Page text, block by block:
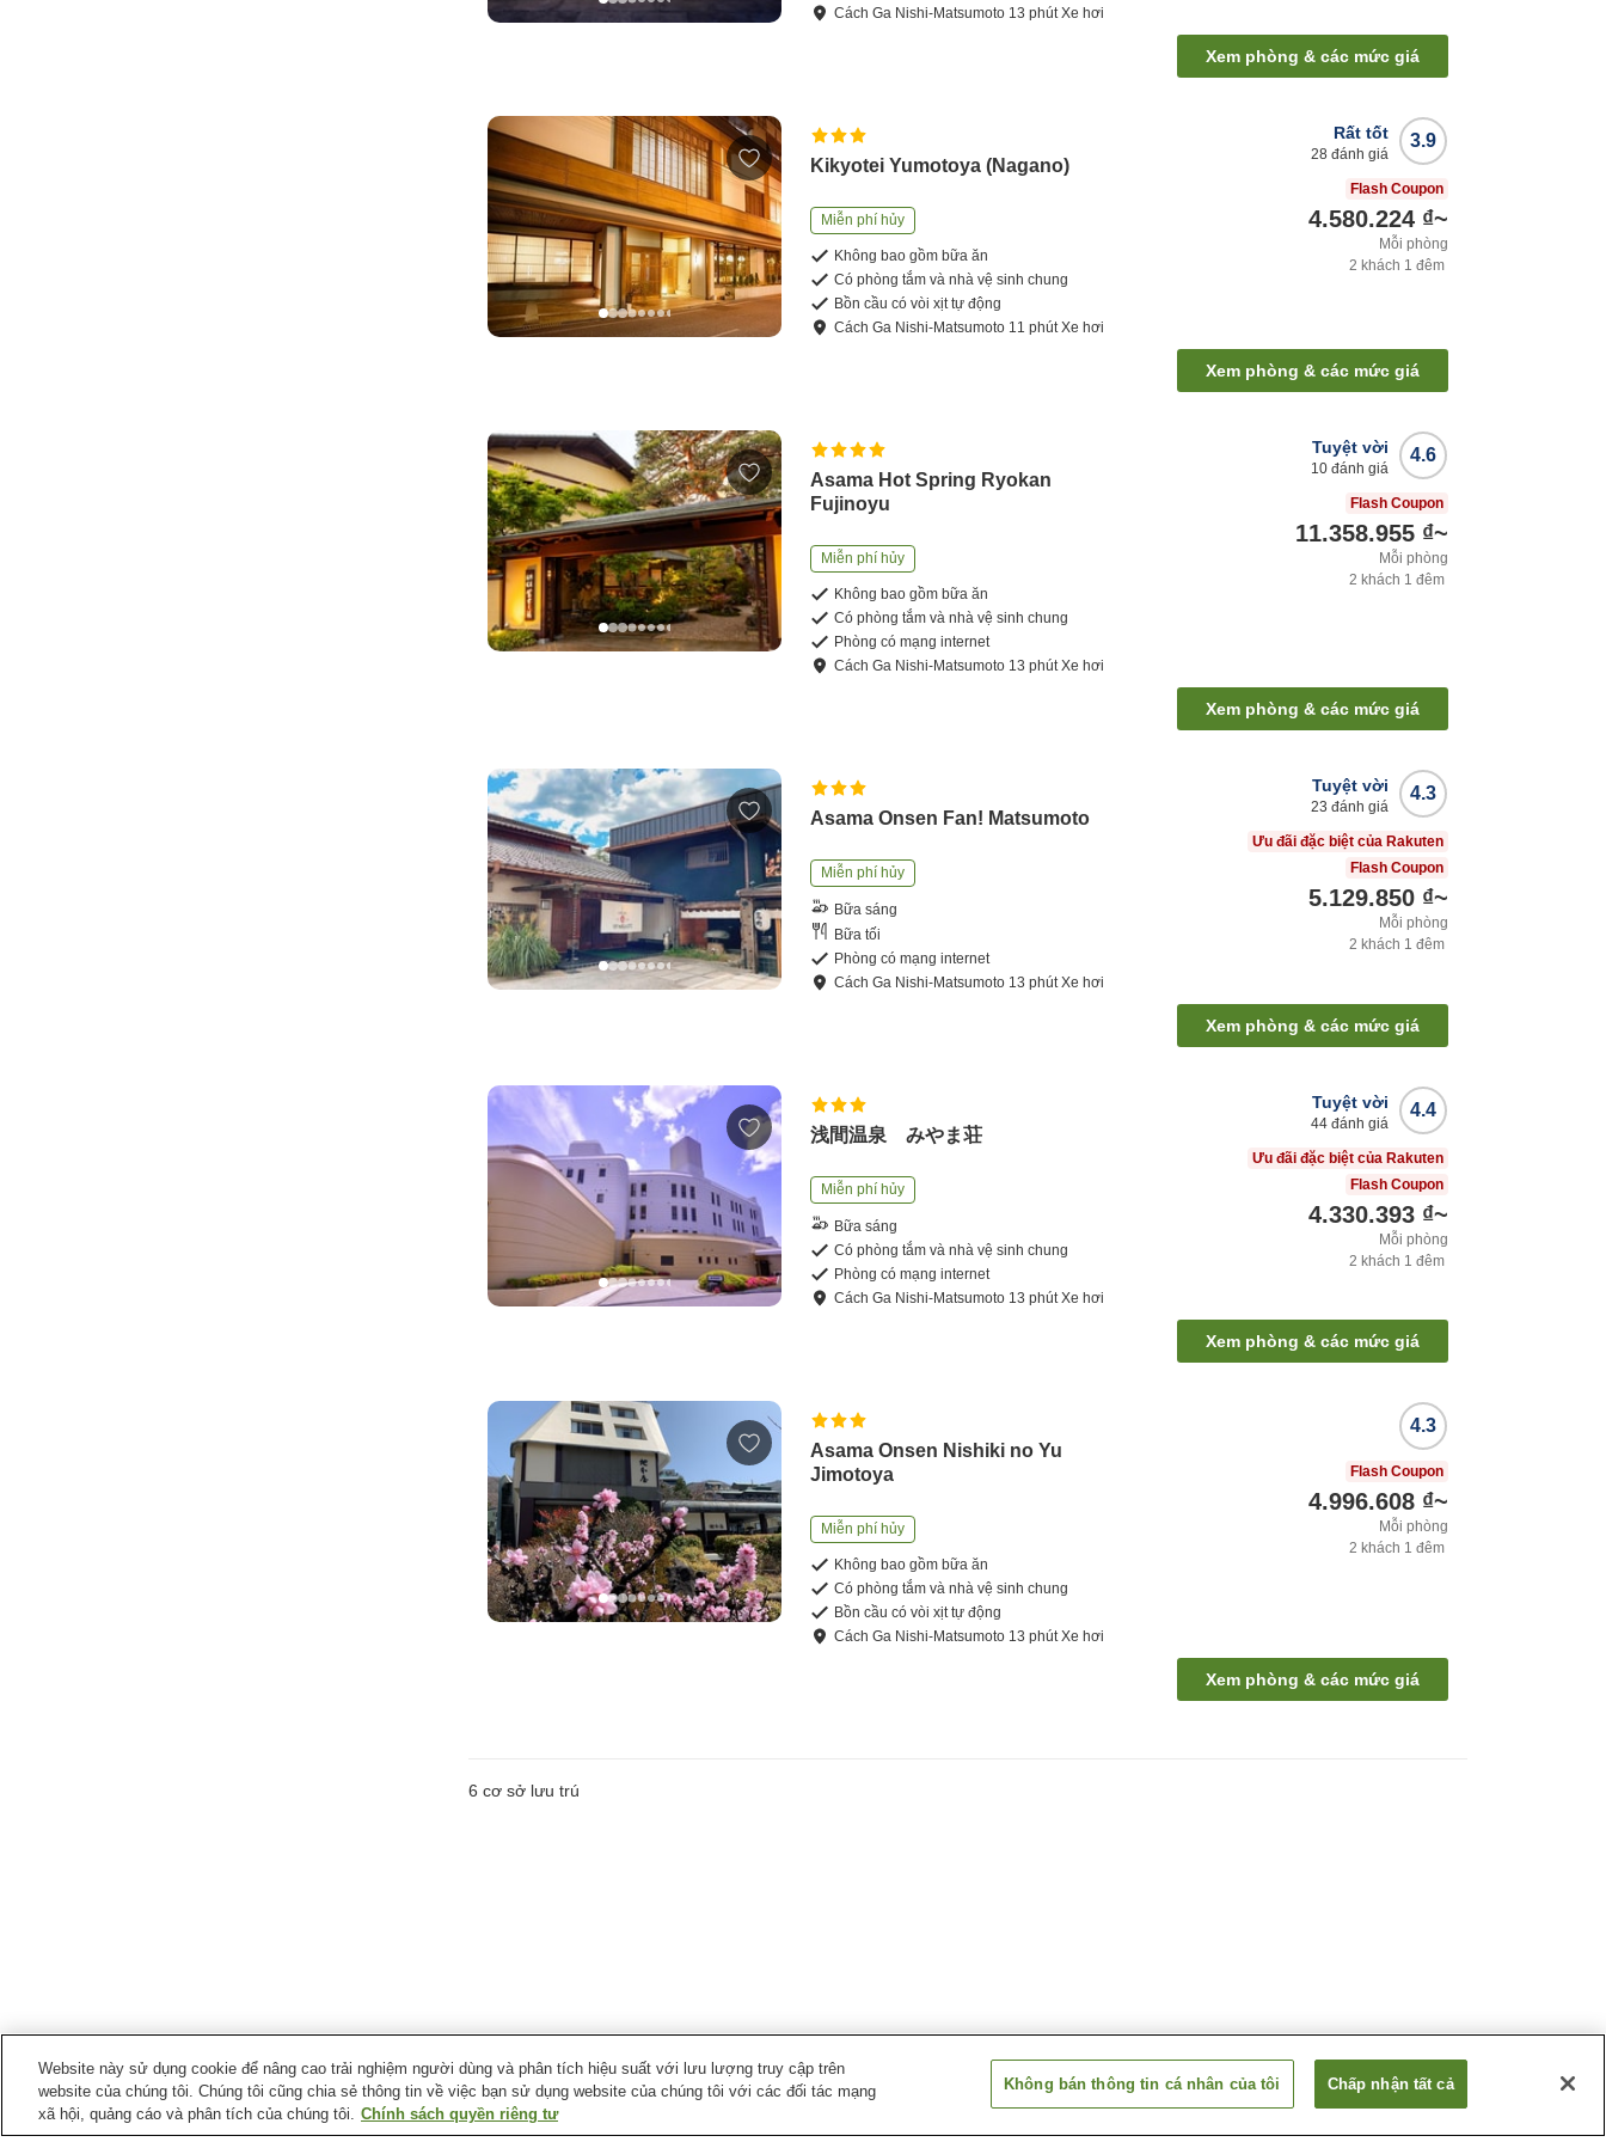
CáchGa Nishi-Matsumoto 13 phútXe hơi
Xem phòng & các mức giá
Kikyotei Yumotoya (Nagano)
Miễn phí hủy
Không bao gồm bữa ăn
Có phòng tắm và nhà vệ sinh chung
Bồn cầu có vòi xịt tự động
CáchGa Nishi-Matsumoto 11 phútXe hơi
3.9
Rất tốt
28 đánh giá
Flash Coupon
4.580.224 ₫~
Mỗi phòng
2 khách 1 đêm
Xem phòng & các mức giá
Asama Hot Spring Ryokan
Fujinoyu
Miễn phí hủy
Không bao gồm bữa ăn
Có phòng tắm và nhà vệ sinh chung
Phòng có mạng internet
CáchGa Nishi-Matsumoto 13 phútXe hơi
4.6
Tuyệt vời
10 đánh giá
Flash Coupon
11.358.955 ₫~
Mỗi phòng
2 khách 1 đêm
Xem phòng & các mức giá
Asama Onsen Fan! Matsumoto
Miễn phí hủy
Bữa sáng
Bữa tối
Phòng có mạng internet
CáchGa Nishi-Matsumoto 13 phútXe hơi
4.3
Tuyệt vời
23 đánh giá
Ưu đãi đặc biệt của Rakuten
Flash Coupon
5.129.850 ₫~
Mỗi phòng
2 khách 1 đêm
Xem phòng & các mức giá
浅間温泉 みやま荘
Miễn phí hủy
Bữa sáng
Có phòng tắm và nhà vệ sinh chung
Phòng có mạng internet
CáchGa Nishi-Matsumoto 13 phútXe hơi
4.4
Tuyệt vời
44 đánh giá
Ưu đãi đặc biệt của Rakuten
Flash Coupon
4.330.393 ₫~
Mỗi phòng
2 khách 1 đêm
Xem phòng & các mức giá
Asama Onsen Nishiki no Yu
Jimotoya
Miễn phí hủy
Không bao gồm bữa ăn
Có phòng tắm và nhà vệ sinh chung
Bồn cầu có vòi xịt tự động
CáchGa Nishi-Matsumoto 13 phútXe hơi
4.3
Flash Coupon
4.996.608 ₫~
Mỗi phòng
2 khách 1 đêm
Xem phòng & các mức giá
6 cơ sở lưu trú
Suối nước nóng tại Tỉnh Nagano
Website này sử dụng cookie để nâng cao trải nghiệm người dùng và phân tích hiệu suất với lưu lượng truy cập trên
website của chúng tôi. Chúng tôi cũng chia sẻ thông tin về việc bạn sử dụng website của chúng tôi với các đối tác mạng
xã hội, quảng cáo và phân tích của chúng tôi. Chính sách quyền riêng tư
Không bán thông tin cá nhân của tôi Chấp nhận tất cả